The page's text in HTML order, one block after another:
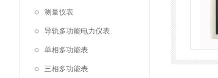
测量仪表
导轨多功能电力仪表
单相多功能表
三相多功能表